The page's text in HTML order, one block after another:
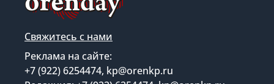
Свяжитесь с нами
Реклама на сайте: